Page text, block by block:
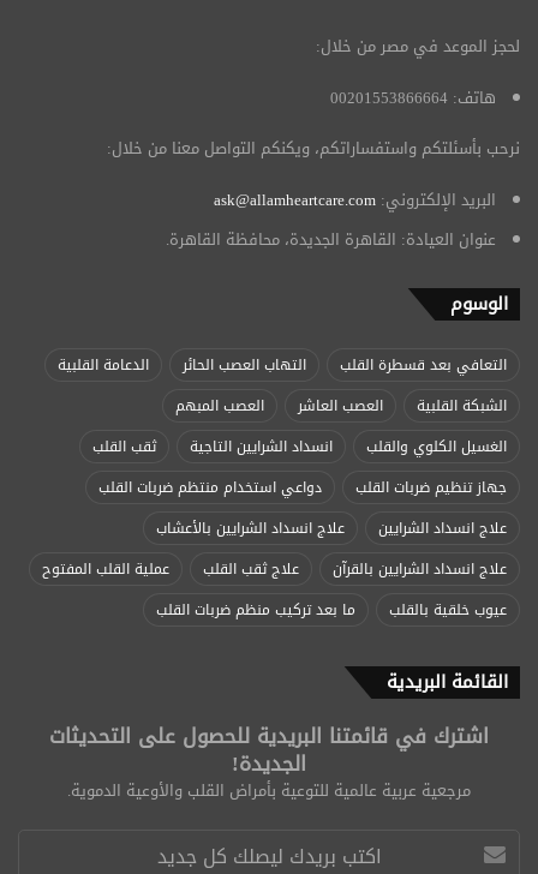
لحجز الموعد في مصر من خلال:
هاتف: 00201553866664
نرحب بأسئلتكم واستفساراتكم، ويكنكم التواصل معنا من خلال:
البريد الإلكتروني: ask@allamheartcare.com
عنوان العيادة: القاهرة الجديدة، محافظة القاهرة.
الوسوم
التعافي بعد قسطرة القلب التهاب العصب الحائر
الدعامة القلبية
الشبكة القلبية
العصب العاشر
العصب المبهم
الغسيل الكلوي والقلب
انسداد الشرايين التاجية
ثقب القلب
جهاز تنظيم ضربات القلب
دواعي استخدام منتظم ضربات القلب
علاج انسداد الشرايين
علاج انسداد الشرايين بالأعشاب
علاج انسداد الشرايين بالقرآن
علاج ثقب القلب
عملية القلب المفتوح
عيوب خلقية بالقلب
ما بعد تركيب منظم ضربات القلب
القائمة البريدية
اشترك في قائمتنا البريدية للحصول على التحديثات
الجديدة!
مرجعية عربية عالمية للتوعية بأمراض القلب والأوعية الدموية.